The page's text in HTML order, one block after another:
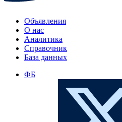
Объявления
О нас
Аналитика
Справочник
База данных
ФБ